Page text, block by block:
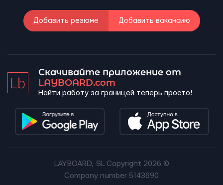
Добавить резюме Добавить вакансию
Скачивайте приложение от
LAYBOARD.com
Найти работу за границей теперь просто!
LAYBOARD, SL Copyright 2026 ©
Company number 5143690